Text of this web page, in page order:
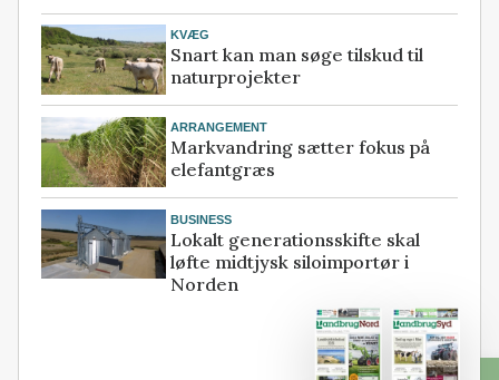
KVÆG
Snart kan man søge tilskud til
naturprojekter
ARRANGEMENT
Markvandring sætter fokus på
elefantgræs
BUSINESS
Lokalt generationsskifte skal
løfte midtjysk siloimportør i
Norden